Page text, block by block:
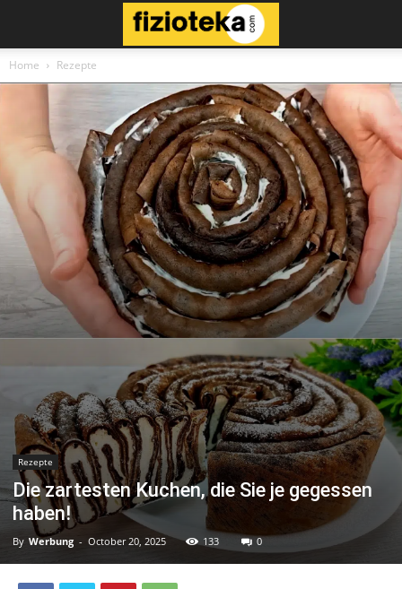
Home Rezepte
Rezepte
Die zartesten Kuchen, die Sie je gegessen
haben!
By Werbung - October 20, 2025 133 0